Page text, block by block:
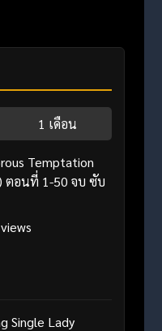
1 เดือน
Temptation
ตอนที่ 1-50 จบ ซับ
Single Lady